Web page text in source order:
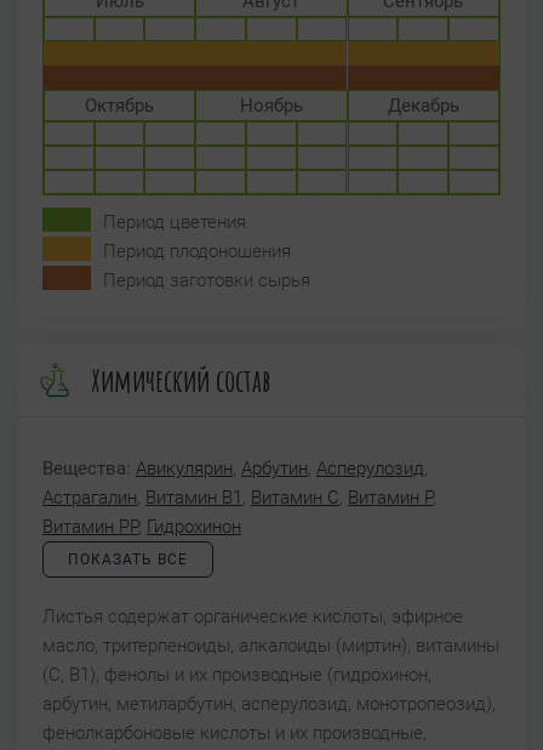
Октябрь Ноябрь Декабрь
Период цветения
Период плодоношения
Период заготовки сырья
Химический состав
Вещества: Авикулярин, Арбутин, Асперулозид,
Астрагалин, Витамин B1 , Витамин C, Витамин P,
Витамин PP, Гидрохинон
ПОКАЗАТЬ ВСЕ
Листья содержат органические кислоты, эфирное
масло, тритерпеноиды, алкалоиды (миртин), витамины
(С, В1), фенолы и их производные (гидрохинон,
арбутин, метиларбутин, асперулозид, монотропеозид),
фенолкарбоновые кислоты и их производные,